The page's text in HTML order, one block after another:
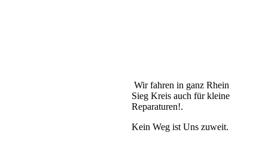
Wir fahren in ganz Rhein
Sieg Kreis auch für kleine
Reparaturen!.
Kein Weg ist Uns zuweit.